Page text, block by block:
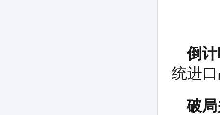
倒
统进
破